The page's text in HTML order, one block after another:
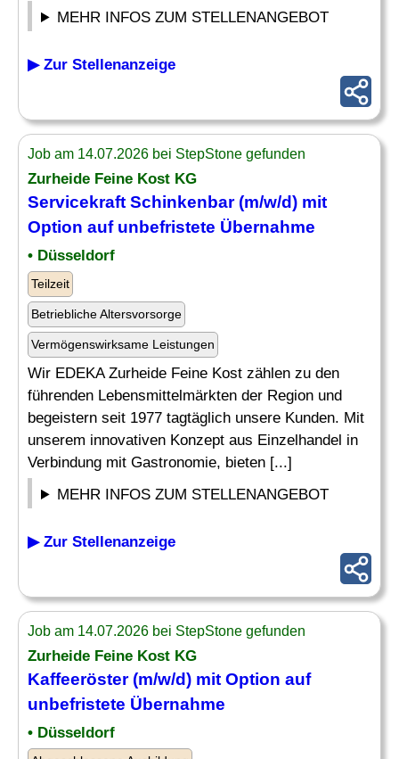
MEHR INFOS ZUM STELLENANGEBOT
▶ Zur Stellenanzeige
Job am 14.07.2026 bei StepStone gefunden
Zurheide Feine Kost KG
Servicekraft Schinkenbar (m/w/d) mit
Option auf unbefristete Übernahme
• Düsseldorf
Teilzeit
Betriebliche Altersvorsorge
Vermögenswirksame Leistungen
Wir EDEKA Zurheide Feine Kost zählen zu den
führenden Lebensmittelmärkten der Region und
begeistern seit 1977 tagtäglich unsere Kunden. Mit
unserem innovativen Konzept aus Einzelhandel in
Verbindung mit Gastronomie, bieten [...]
MEHR INFOS ZUM STELLENANGEBOT
▶ Zur Stellenanzeige
Job am 14.07.2026 bei StepStone gefunden
Zurheide Feine Kost KG
Kaffeeröster (m/w/d) mit Option auf
unbefristete Übernahme
• Düsseldorf